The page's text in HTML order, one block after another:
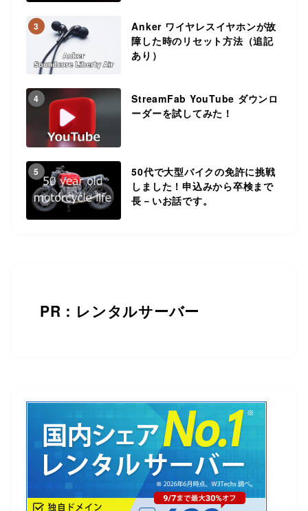
3
Anker ワイヤレスイヤホンが故
障した時のリセット方法（追記
あり）
4
StreamFab YouTube ダウンロ
ーダーを試してみた！
5
50代で大型バイクの免許に挑戦
しました！申込みから卒検まで
長－いお話です。
PR：レンタルサーバー